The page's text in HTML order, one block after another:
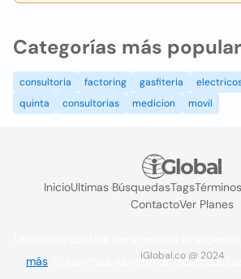
Categorías más
consultoria factoring gasfiteria
quinta
consultorias medicion movil
InicioUltimas BúsquedasTags
ContactoVer Planes
iGlobal.co @ 2024
más . Si continúa navegando acepta su